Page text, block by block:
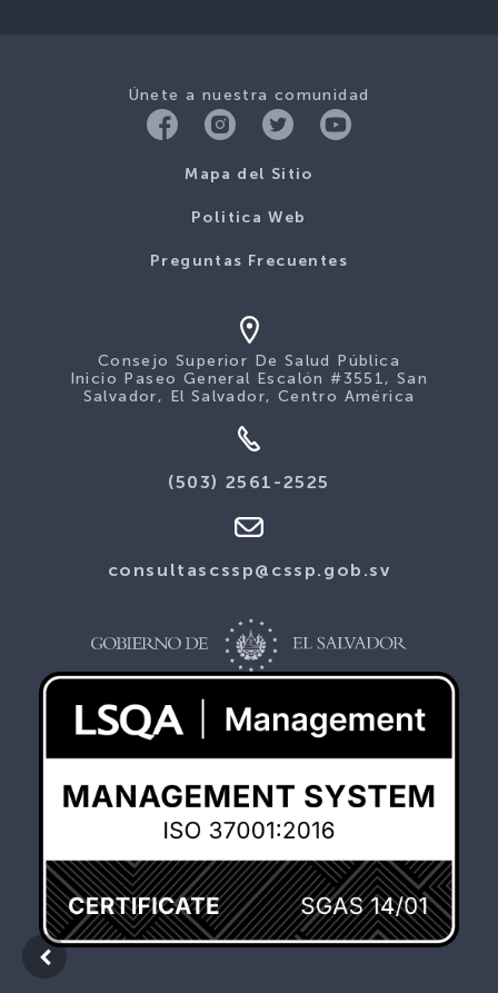
Únete a nuestra comunidad
Mapa del Sitio
Politica Web
Preguntas Frecuentes
Consejo Superior De Salud Pública
Inicio Paseo General Escalón #3551, San
Salvador, El Salvador, Centro América
(503) 2561-2525
consultascssp@cssp.gob.sv